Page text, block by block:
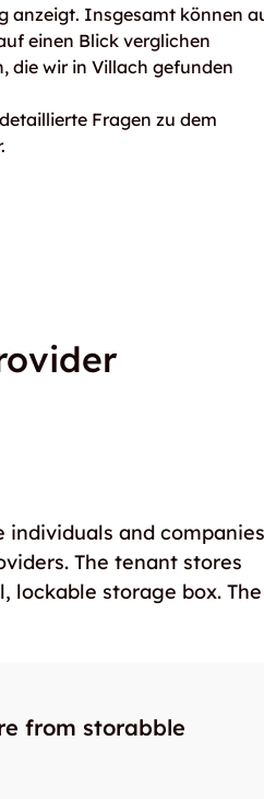
anzeigt. Insgesamt können
einen Blick verglichen
die wir in Villach gefunden
Fragen zu dem
individuals and companies
The tenant stores
lockable storage box. The
from storabble